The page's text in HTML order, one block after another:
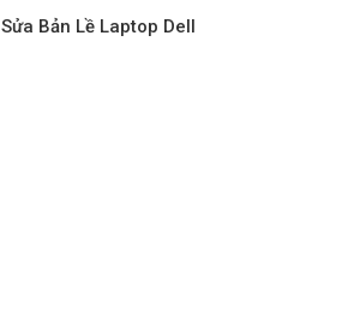
Sửa Bản Lề Laptop Dell